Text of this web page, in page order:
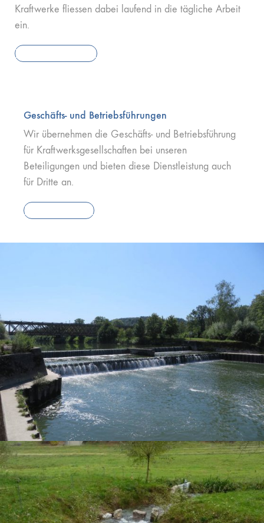
Kraftwerke fliessen dabei laufend in die tägliche Arbeit
ein.
Wasserkraftprojekte
Geschäfts- und Betriebsführungen
Wir übernehmen die Geschäfts- und Betriebsführung
für Kraftwerksgesellschaften bei unseren
Beteiligungen und bieten diese Dienstleistung auch
für Dritte an.
Unsere Mandate